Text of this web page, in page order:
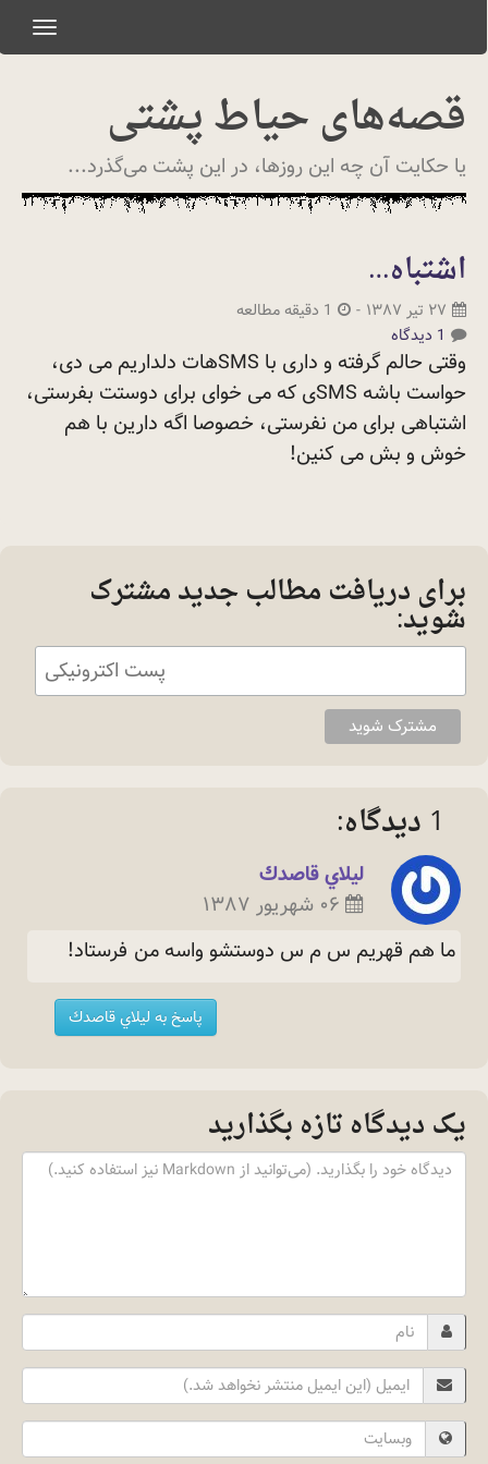
قصه‌های حیاط پشتی
یا حکایت آن چه این روزها، در این پشت می‌گذرد...
اشتباه…
۲۷ تیر ۱۳۸۷ -
1 دقیقه مطالعه
1 دیدگاه
وقتی حالم گرفته و داری با SMSهات دلداریم می دی،
حواست باشه SMSی که می خوای برای دوستت بفرستی،
اشتباهی برای من نفرستی، خصوصا اگه دارین با هم
خوش و بش می کنین!
برای دریافت مطالب جدید مشترک
شوید:
1 دیدگاه:
ليلاي قاصدك
۰۶ شهریور ۱۳۸۷
ما هم قهريم س م س دوستشو واسه من فرستاد!
پاسخ به ليلاي قاصدك
یک دیدگاه تازه بگذارید
Content
Name
Email
Website